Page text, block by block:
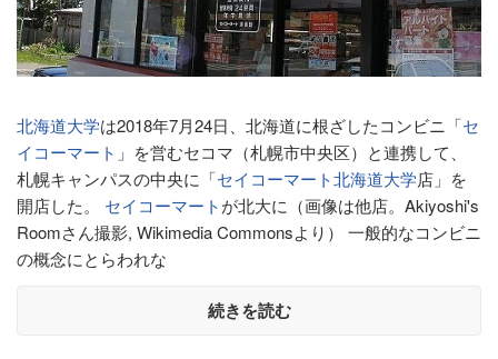
北海道大学は2018年7月24日、北海道に根ざしたコンビニ「セ
イコーマート 」を営むセコマ（札幌市中央区）と連携して、
札幌キャンパスの中央に「セイコーマート北海道大学店」を
開店した。 セイコーマートが北大に（画像は他店。Akiyoshi's
Roomさん撮影, Wikimedia Commonsより） 一般的なコンビニ
の概念にとらわれな
続きを読む